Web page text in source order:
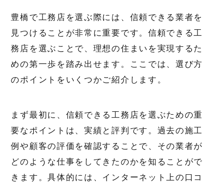
豊橋で工務店を選ぶ際には、信頼できる業者を
見つけることが非常に重要です。信頼できる工
務店を選ぶことで、理想の住まいを実現するた
めの第一歩を踏み出せます。ここでは、選び方
のポイントをいくつかご紹介します。
まず最初に、信頼できる工務店を選ぶための重
要なポイントは、実績と評判です。過去の施工
例や顧客の評価を確認することで、その業者が
どのような仕事をしてきたのかを知ることがで
きます。具体的には、インターネット上の口コ